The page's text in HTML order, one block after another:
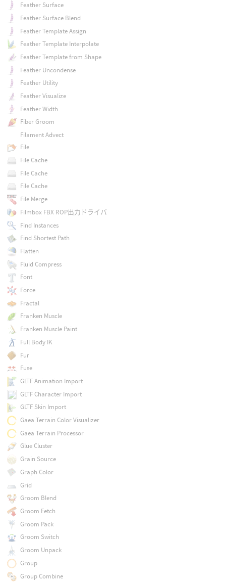
Feather Surface
Feather Surface Blend
Feather Template Assign
Feather Template Interpolate
Feather Template from Shape
Feather Uncondense
Feather Utility
Feather Visualize
Feather Width
Fiber Groom
Filament Advect
File
File Cache
File Cache
File Cache
File Merge
Filmbox FBX ROP出力ドライバ
Find Instances
Find Shortest Path
Flatten
Fluid Compress
Font
Force
Fractal
Franken Muscle
Franken Muscle Paint
Full Body IK
Fur
Fuse
GLTF Animation Import
GLTF Character Import
GLTF Skin Import
Gaea Terrain Color Visualizer
Gaea Terrain Processor
Glue Cluster
Grain Source
Graph Color
Grid
Groom Blend
Groom Fetch
Groom Pack
Groom Switch
Groom Unpack
Group
Group Combine